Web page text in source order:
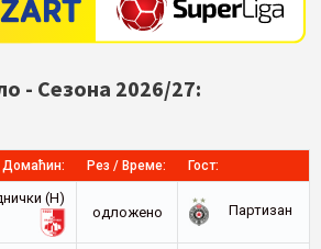
- Сезона 2026/27:
Домаћин: Рез / Време: Гост:
(Н)
oдложено
Партизан